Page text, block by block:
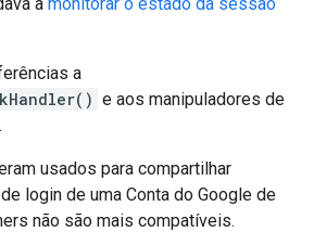
a
e aos manipuladores de
usados para compartilhar
login de uma Conta do Google de
não são mais compatíveis.